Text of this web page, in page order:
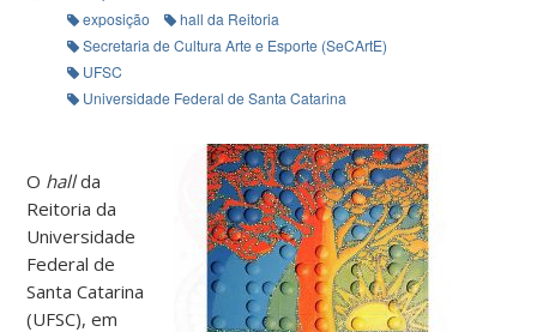
exposição
hall da Reitoria
Secretaria de Cultura Arte e Esporte (SeCArtE)
UFSC
Universidade Federal de Santa Catarina
O hallda
Reitoria da
Universidade
Federal de
Santa Catarina
(UFSC), em